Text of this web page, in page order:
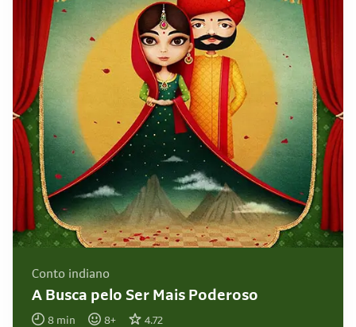
Conto indiano
A Busca pelo Ser Mais Poderoso
8 min 8+ 4.72